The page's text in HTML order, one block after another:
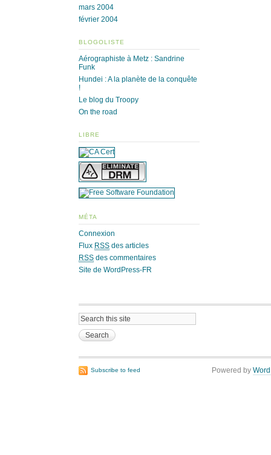
mars 2004
février 2004
BLOGOLISTE
Aérographiste à Metz : Sandrine
Funk
Hundei : A la planète de la conquête
!
Le blog du Troopy
On the road
LIBRE
MÉTA
Connexion
Flux RSS des articles
RSS des commentaires
Site de WordPress-FR
Subscribe to feed Powered by